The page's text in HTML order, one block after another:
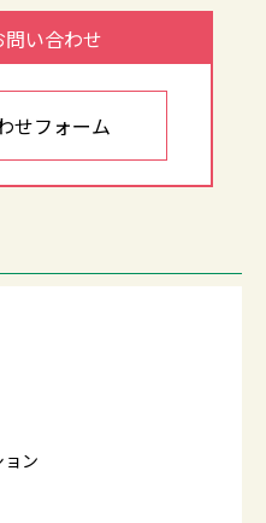
い合わせ
せフォーム
ン